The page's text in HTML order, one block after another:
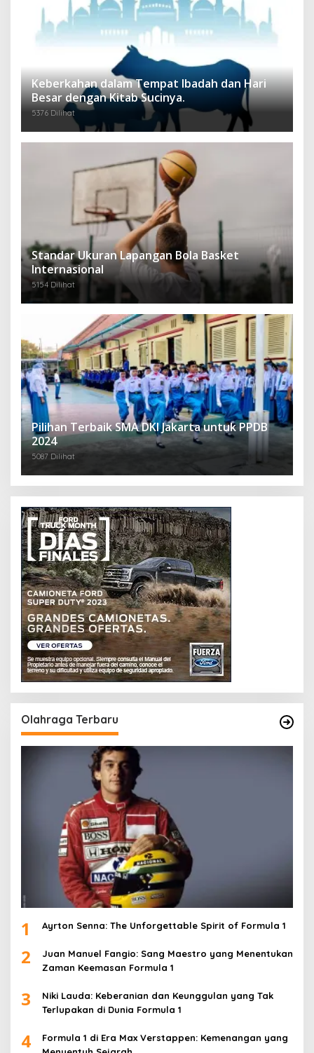
Keberkahan dalam Tempat Ibadah dan Hari
Besar dengan Kitab Sucinya.
5376 Dilihat
Standar Ukuran Lapangan Bola Basket
Internasional
5154 Dilihat
Pilihan Terbaik SMA DKI Jakarta untuk PPDB
2024
5087 Dilihat
Olahraga Terbaru
1 Ayrton Senna: The Unforgettable Spirit of Formula 1
2
Juan Manuel Fangio: Sang Maestro yang Menentukan
Zaman Keemasan Formula 1
3
Niki Lauda: Keberanian dan Keunggulan yang Tak
Terlupakan di Dunia Formula 1
4
Formula 1 di Era Max Verstappen: Kemenangan yang